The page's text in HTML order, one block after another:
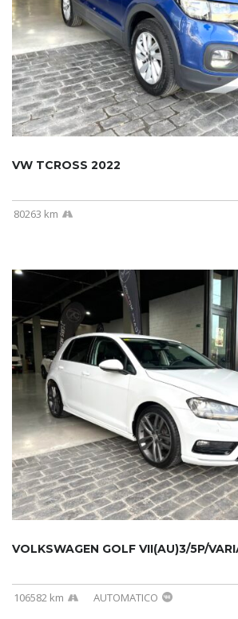
VW TCROSS 2022
80263 km
106582 km AUTOMATICO